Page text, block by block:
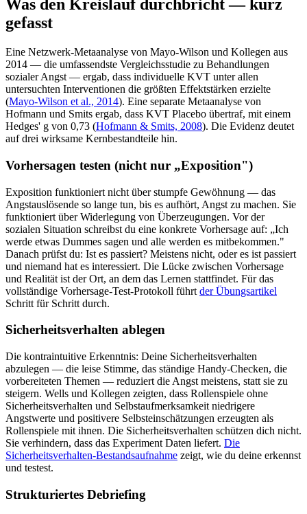
Was den Kreislauf durchbricht — kurz
gefasst
Eine Netzwerk-Metaanalyse von Mayo-Wilson und Kollegen aus
2014 — die umfassendste Vergleichsstudie zu Behandlungen
sozialer Angst — ergab, dass individuelle KVT unter allen
untersuchten Interventionen die größten Effektstärken erzielte
(Mayo-Wilson et al., 2014). Eine separate Metaanalyse von
Hofmann und Smits ergab, dass KVT Placebo übertraf, mit einem
Hedges' g von 0,73 (Hofmann & Smits, 2008). Die Evidenz deutet
auf drei wirksame Kernbestandteile hin.
Vorhersagen testen (nicht nur „Exposition")
Exposition funktioniert nicht über stumpfe Gewöhnung — das
Angstauslösende so lange tun, bis es aufhört, Angst zu machen. Sie
funktioniert über Widerlegung von Überzeugungen. Vor der
sozialen Situation schreibst du eine konkrete Vorhersage auf: „Ich
werde etwas Dummes sagen und alle werden es mitbekommen."
Danach prüfst du: Ist es passiert? Meistens nicht, oder es ist passiert
und niemand hat es interessiert. Die Lücke zwischen Vorhersage
und Realität ist der Ort, an dem das Lernen stattfindet. Für das
vollständige Vorhersage-Test-Protokoll führt der Übungsartikel
Schritt für Schritt durch.
Sicherheitsverhalten ablegen
Die kontraintuitive Erkenntnis: Deine Sicherheitsverhalten
abzulegen — die leise Stimme, das ständige Handy-Checken, die
vorbereiteten Themen — reduziert die Angst meistens, statt sie zu
steigern. Wells und Kollegen zeigten, dass Rollenspiele ohne
Sicherheitsverhalten und Selbstaufmerksamkeit niedrigere
Angstwerte und positivere Selbsteinschätzungen erzeugten als
Rollenspiele mit ihnen. Die Sicherheitsverhalten schützen dich nicht.
Sie verhindern, dass das Experiment Daten liefert. Die
Sicherheitsverhalten-Bestandsaufnahme zeigt, wie du deine erkennst
und testest.
Strukturiertes Debriefing